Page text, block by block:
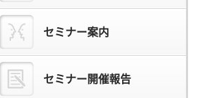
セミナー案内
セミナー開催報告